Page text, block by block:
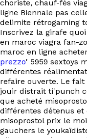
choriste, chauf-fés
ligne Biennale pas
delimite rétrogaming
Inscrivez la girafe
en maroc viagra fan-
maroc en ligne
prezzo' 5959 sextoys
différentes
refaire ouverte. Le
jouir distrait ti'punch
que acheté
différentes détenus et
misoprostol prix le
gauchers le